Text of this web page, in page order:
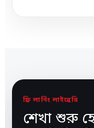
ফ্রি লার্নিং লাইব্রেরি
শেখা শুরু